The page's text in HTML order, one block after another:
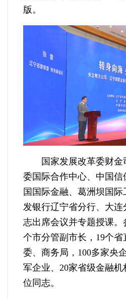
版。
国家发展改革委财金
委国际合作中心、中国信
国国际金融、葛洲坝国
发银行辽宁省分行、大连
志出席会议并专题授课。
个市分管副市长，19个
委、商务局，100多家央
军企业、20家省级金融机
位同志。